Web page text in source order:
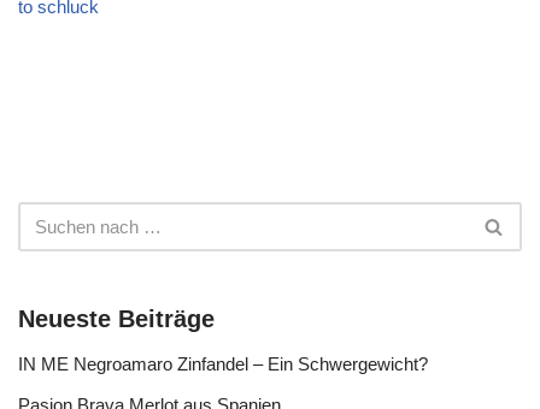
to schluck
Neueste Beiträge
IN ME Negroamaro Zinfandel – Ein Schwergewicht?